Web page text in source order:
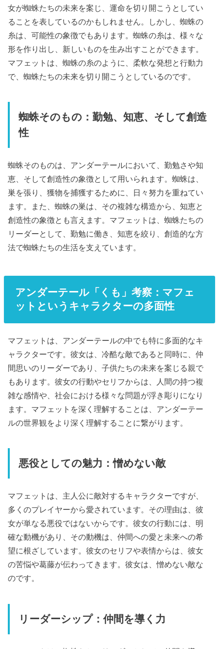
女が蜘蛛たちの未来を案じ、運命を切り開こうとしてい
ることを表しているのかもしれません。しかし、蜘蛛の
糸は、可能性の象徴でもあります。蜘蛛の糸は、様々な
形を作り出し、新しいものを生み出すことができます。
マフェットは、蜘蛛の糸のように、柔軟な発想と行動力
で、蜘蛛たちの未来を切り開こうとしているのです。
蜘蛛そのもの：勤勉、知恵、そして創造
性
蜘蛛そのものは、アンダーテールにおいて、勤勉さや知
恵、そして創造性の象徴として用いられます。蜘蛛は、
巣を張り、獲物を捕獲するために、日々努力を重ねてい
ます。また、蜘蛛の巣は、その複雑な構造から、知恵と
創造性の象徴とも言えます。マフェットは、蜘蛛たちの
リーダーとして、勤勉に働き、知恵を絞り、創造的な方
法で蜘蛛たちの生活を支えています。
アンダーテール「くも」考察：マフェ
ットというキャラクターの多面性
マフェットは、アンダーテールの中でも特に多面的なキ
ャラクターです。彼女は、冷酷な敵であると同時に、仲
間思いのリーダーであり、子供たちの未来を案じる親で
もあります。彼女の行動やセリフからは、人間の持つ複
雑な感情や、社会における様々な問題が浮き彫りになり
ます。マフェットを深く理解することは、アンダーテー
ルの世界観をより深く理解することに繋がります。
悪役としての魅力：憎めない敵
マフェットは、主人公に敵対するキャラクターですが、
多くのプレイヤーから愛されています。その理由は、彼
女が単なる悪役ではないからです。彼女の行動には、明
確な動機があり、その動機は、仲間への愛と未来への希
望に根ざしています。彼女のセリフや表情からは、彼女
の苦悩や葛藤が伝わってきます。彼女は、憎めない敵な
のです。
リーダーシップ：仲間を導く力